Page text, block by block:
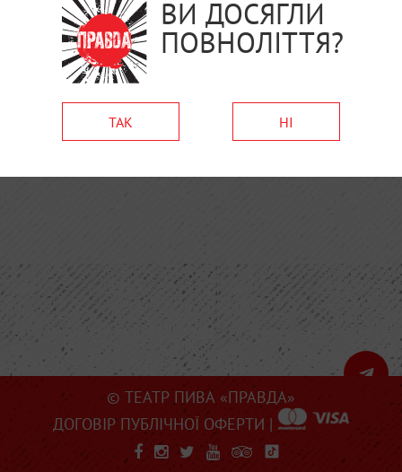
© ТЕАТР ПИВА «ПРАВДА»
ДОГОВІР ПУБЛІЧНОЇ ОФЕРТИ |
ВИ ДОСЯГЛИ
ПОВНОЛІТТЯ?
ТАК НІ